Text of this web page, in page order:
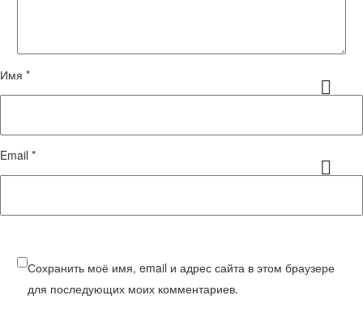
Имя *
Email *
Сохранить моё имя, email и адрес сайта в этом браузере
для последующих моих комментариев.